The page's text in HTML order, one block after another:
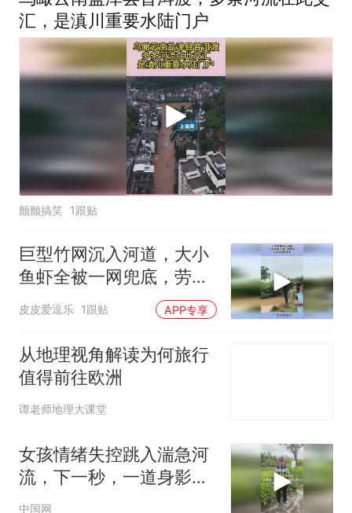
汇，是滇川重要水陆门户
颤颤搞笑 1跟贴
巨型竹网沉入河道，大小
鱼虾全被一网兜底，劳动
人民的智慧！
皮皮爱逗乐 1跟贴 APP专享
从地理视角解读为何旅行
值得前往欧洲
谭老师地理大课堂
女孩情绪失控跳入湍急河
流，下一秒，一道身影跟
着跳了下去。（新华社）
中国网